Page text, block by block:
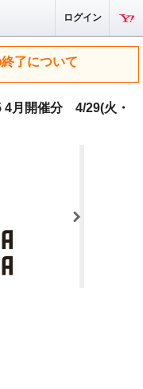
ログイン
了について
4月開催分 4/29(火・